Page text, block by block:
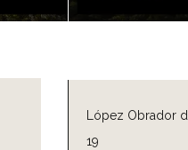
López Obrador
19